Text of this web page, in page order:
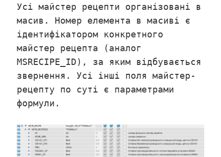
Усі майстер рецепти організовані в
масив. Номер елемента в масиві є
ідентифікатором конкретного
майстер рецепта (аналог
MSRECIPE_ID), за яким відбувається
звернення. Усі інші поля майстер-
рецепту по суті є параметрами
формули.